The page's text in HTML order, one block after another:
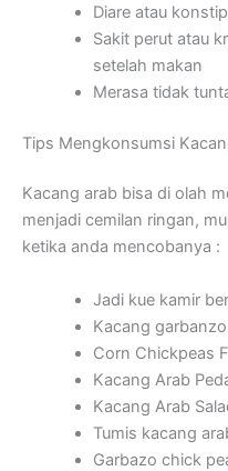
Diare atau
Sakit perut atau
setelah makan
Merasa tidak
Tips Mengkonsumsi
Kacang arab bisa di olah
menjadi cemilan ringan,
ketika anda mencobanya :
Jadi kue kamir
Kacang garbanzo
Corn Chickpeas
Kacang Arab
Kacang Arab
Tumis kacang
Garbazo chick